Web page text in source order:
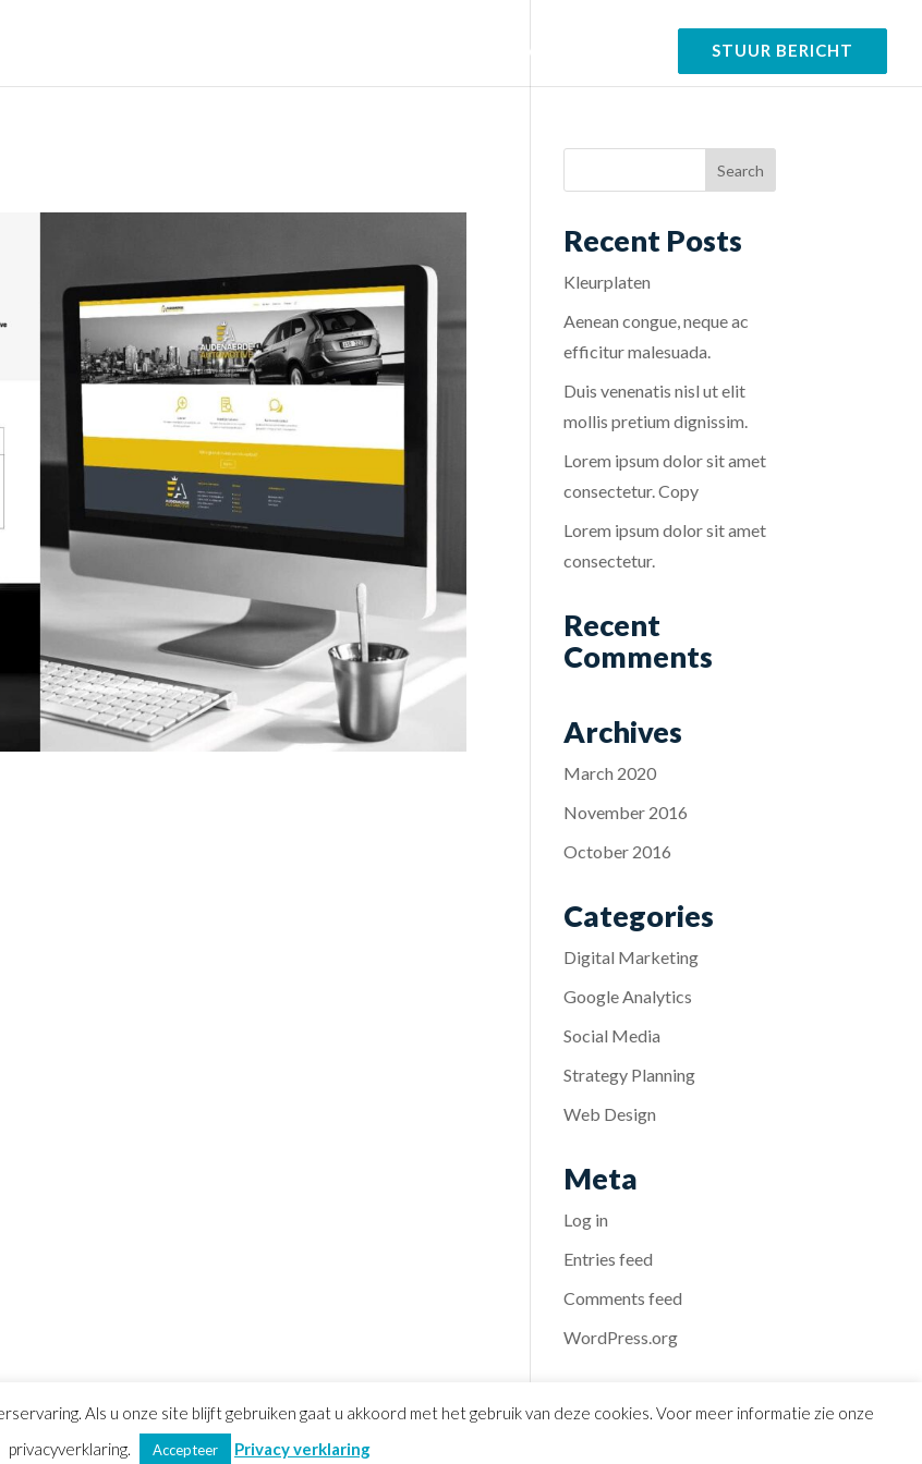
Over STUUR BERICHT
Recent Posts
Kleurplaten
Aenean congue, neque ac
efficitur malesuada.
Duis venenatis nisl ut elit
mollis pretium dignissim.
Lorem ipsum dolor sit amet
consectetur. Copy
Lorem ipsum dolor sit amet
consectetur.
Recent
Comments
Archives
March 2020
November 2016
October 2016
Categories
Digital Marketing
Google Analytics
Social Media
Strategy Planning
Web Design
Meta
Log in
Entries feed
Comments feed
WordPress.org
|Privacy verklaring|Sitemap
Als u onze site blijft gebruiken gaat u akkoord met het gebruik van deze cookies. Voor meer informatie zie onze
privacyverklaring.
Accepteer Privacy verklaring